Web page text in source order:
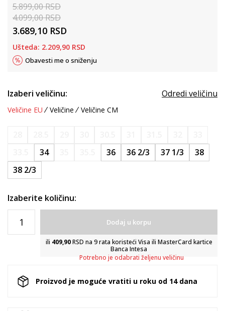
5.899,00RSD
4.099,00RSD
3.689,10 RSD
Ušteda: 2.209,90 RSD
Obavesti me o sniženju
Izaberi veličinu: Odredi veličinu
Veličine EU Veličine Veličine CM
34 36 36 2/3 37 1/3
38
38 2/3
Izaberite količinu:
Dodaj u korpu
ili 409,90RSD na 9 rata koristeći Visa ili MasterCard kartice
Banca Intesa
Potrebno je odabrati željenu veličinu
Proizvod je moguće vratiti u roku od 14 dana